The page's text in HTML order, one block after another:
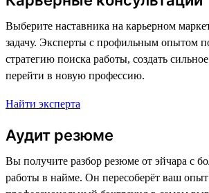
Выберите наставника на карьерном
задачу. Эксперты с профильным опытом
стратегию поиска работы, создать
перейти в новую профессию.
Найти эксперта
Аудит резюме
Вы получите разбор резюме от эйчара с
работы в найме. Он пересоберёт ваш